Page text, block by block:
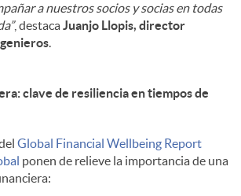
a nuestros socios y socias en todas
, destacaJuanjo Llopis, director
.
clave de resiliencia en tiempos de
Global Financial Wellbeing Report
ponen de relieve la importancia de una